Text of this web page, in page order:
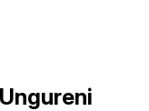
Ungureni